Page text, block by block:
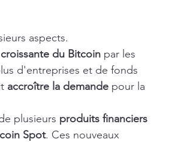
aspects.
du Bitcoin par les
d'entreprises et de fonds
accroître la demande pour la
plusieurs produits financiers
Spot. Ces nouveaux